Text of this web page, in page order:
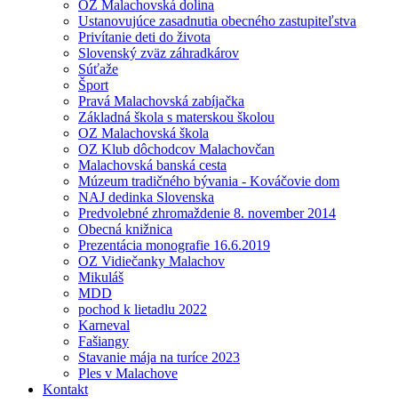
OZ Malachovská dolina
Ustanovujúce zasadnutia obecného zastupiteľstva
Privítanie deti do života
Slovenský zväz záhradkárov
Súťaže
Šport
Pravá Malachovská zabíjačka
Základná škola s materskou školou
OZ Malachovská škola
OZ Klub dôchodcov Malachovčan
Malachovská banská cesta
Múzeum tradičného bývania - Kováčovie dom
NAJ dedinka Slovenska
Predvolebné zhromaždenie 8. november 2014
Obecná knižnica
Prezentácia monografie 16.6.2019
OZ Vidiečanky Malachov
Mikuláš
MDD
pochod k lietadlu 2022
Karneval
Fašiangy
Stavanie mája na turíce 2023
Ples v Malachove
Kontakt